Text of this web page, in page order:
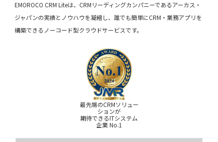
EMOROCO CRM Liteは、CRMリーディングカンパニーであるアーカス・
ジャパンの実績とノウハウを凝縮し、誰でも簡単にCRM・業務アプリを
構築できるノーコード型クラウドサービスです。
最先端のCRMソリュー
ションが
期待できるITシステム
企業 No.1